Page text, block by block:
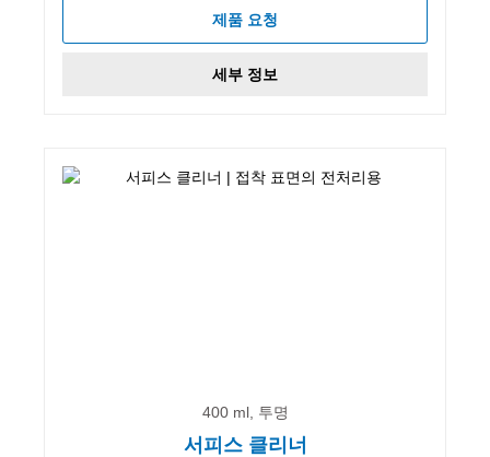
제품 요청
세부 정보
400 ml, 투명
서피스 클리너